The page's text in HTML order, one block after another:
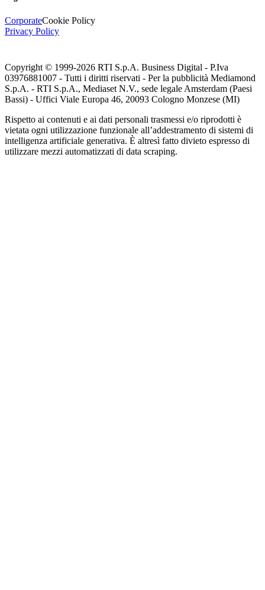
CorporateCookie Policy
Privacy Policy
Copyright © 1999-2026 RTI S.p.A. Business Digital - P.Iva
03976881007 - Tutti i diritti riservati - Per la pubblicità Mediamond
S.p.A. - RTI S.p.A., Mediaset N.V., sede legale Amsterdam (Paesi
Bassi) - Uffici Viale Europa 46, 20093 Cologno Monzese (MI)
Rispetto ai contenuti e ai dati personali trasmessi e/o riprodotti è
vietata ogni utilizzazione funzionale all’addestramento di sistemi di
intelligenza artificiale generativa. È altresì fatto divieto espresso di
utilizzare mezzi automatizzati di data scraping.